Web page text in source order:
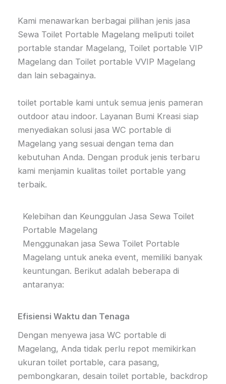
Kami menawarkan berbagai pilihan jenis jasa
Sewa Toilet Portable Magelang meliputi toilet
portable standar Magelang, Toilet portable VIP
Magelang dan Toilet portable VVIP Magelang
dan lain sebagainya.
toilet portable kami untuk semua jenis pameran
outdoor atau indoor. Layanan Bumi Kreasi siap
menyediakan solusi jasa WC portable di
Magelang yang sesuai dengan tema dan
kebutuhan Anda. Dengan produk jenis terbaru
kami menjamin kualitas toilet portable yang
terbaik.
Kelebihan dan Keunggulan Jasa Sewa Toilet
Portable Magelang
Menggunakan jasa Sewa Toilet Portable
Magelang untuk aneka event, memiliki banyak
keuntungan. Berikut adalah beberapa di
antaranya:
Efisiensi Waktu dan Tenaga
Dengan menyewa jasa WC portable di
Magelang, Anda tidak perlu repot memikirkan
ukuran toilet portable, cara pasang,
pembongkaran, desain toilet portable, backdrop